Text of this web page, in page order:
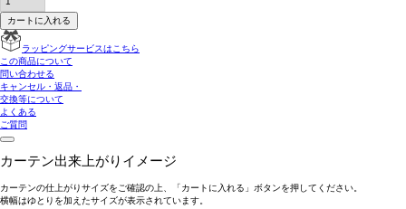
カートに入れる
ラッピングサービスはこちら
この商品について
問い合わせる
キャンセル・返品・
交換等について
よくある
ご質問
カーテン出来上がりイメージ
カーテンの仕上がりサイズをご確認の上、「カートに入れる」ボタンを押してください。
横幅はゆとりを加えたサイズが表示されています。